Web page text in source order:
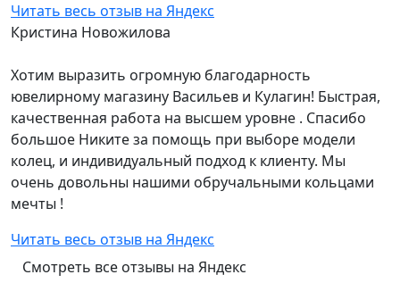
Читать весь отзыв на Яндекс
Кристина Новожилова
Хотим выразить огромную благодарность
ювелирному магазину Васильев и Кулагин! Быстрая,
качественная работа на высшем уровне . Спасибо
большое Никите за помощь при выборе модели
колец, и индивидуальный подход к клиенту. Мы
очень довольны нашими обручальными кольцами
мечты !
Читать весь отзыв на Яндекс
Смотреть все отзывы на Яндекс